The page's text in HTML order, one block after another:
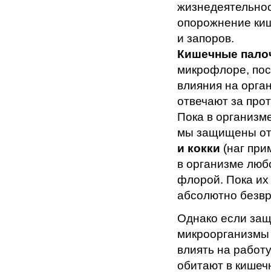
опорожнение
и запоров.
Кишечные
микрофлоре,
влияния на
отвечают за
Пока в
мы защищены от
и кокки (наг
в организме
флорой. Пока их
абсолютно
Однако если
влиять на
обитают в